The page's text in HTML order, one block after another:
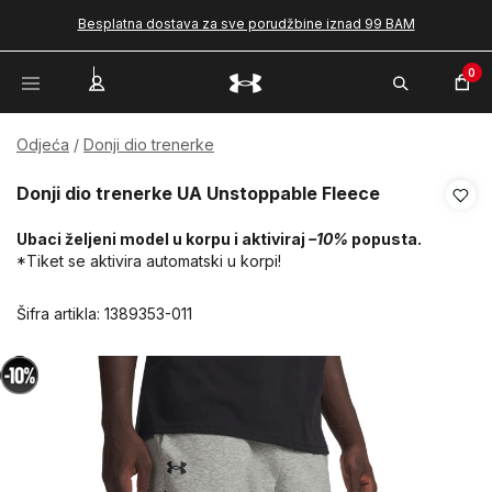
Besplatna dostava za sve porudžbine iznad 99 BAM
0
Odjeća Donji dio trenerke
Donji dio trenerke UA Unstoppable Fleece
Ubaci željeni model u korpu i aktiviraj –10% popusta.
*Tiket se aktivira automatski u korpi!
Šifra artikla: 1389353-011